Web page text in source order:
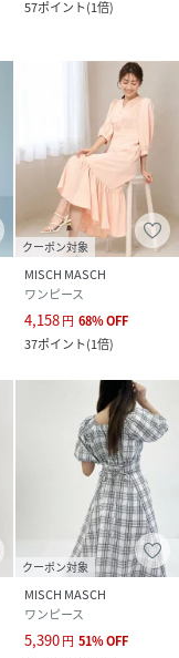
57ポイント(1倍)
クーポン対象
MISCH MASCH
ワンピース
4,158円 68%OFF
37ポイント(1倍)
クーポン対象
MISCH MASCH
ワンピース
5,390円 51%OFF